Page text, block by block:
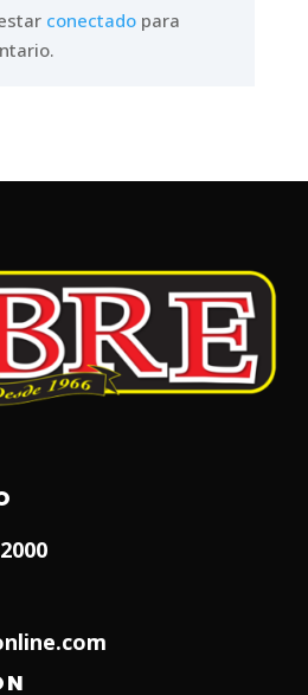
conectadopara